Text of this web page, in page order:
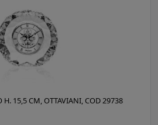
H. 15,5 CM, OTTAVIANI, COD 29738